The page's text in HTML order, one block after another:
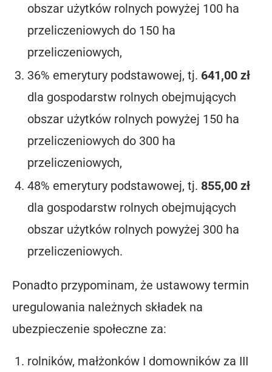
obszar użytków rolnych powyżej 100 ha
przeliczeniowych do 150 ha
przeliczeniowych,
36% emerytury podstawowej, tj. 641,00 zł
dla gospodarstw rolnych obejmujących
obszar użytków rolnych powyżej 150 ha
przeliczeniowych do 300 ha
przeliczeniowych,
48% emerytury podstawowej, tj. 855,00 zł
dla gospodarstw rolnych obejmujących
obszar użytków rolnych powyżej 300 ha
przeliczeniowych.
Ponadto przypominam, że ustawowy termin
uregulowania należnych składek na
ubezpieczenie społeczne za:
rolników, małżonków I domowników za III